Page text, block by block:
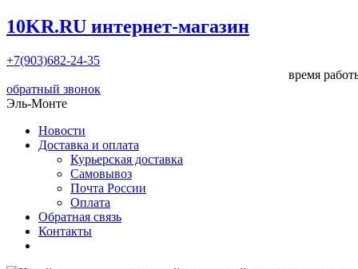
10KR.RU интернет-магазин
+7(903)682-24-35
время
обратный звонок
Эль-Монте
Новости
Доставка и оплата
Курьерская доставка
Самовывоз
Почта России
Оплата
Обратная связь
Контакты